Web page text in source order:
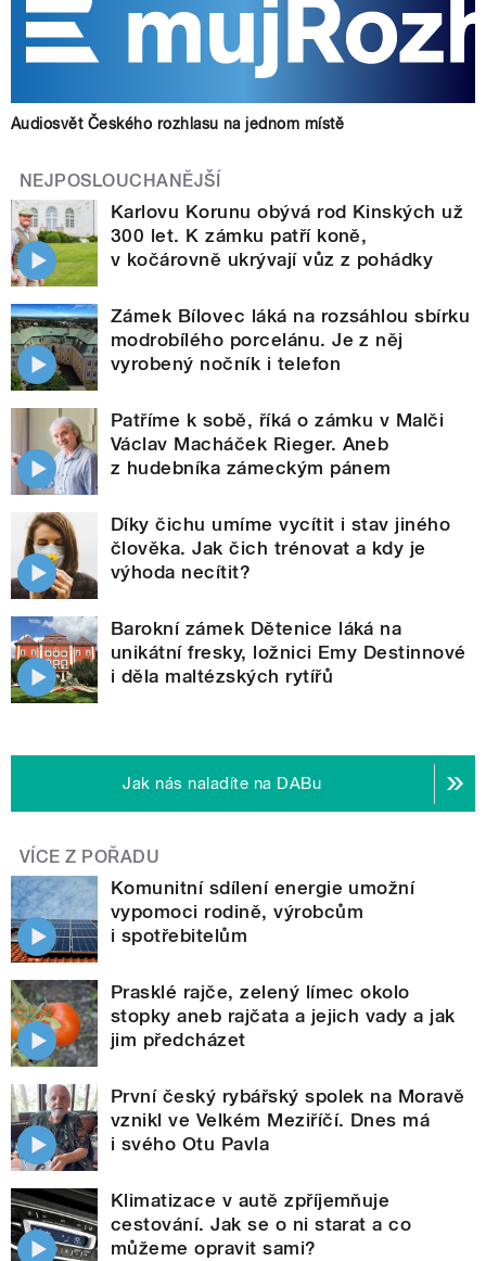
Audiosvět Českého rozhlasu na jednom místě
NEJPOSLOUCHANĚJŠÍ
Karlovu Korunu obývá rod Kinských už
300 let. K zámku patří koně,
v kočárovně ukrývají vůz z pohádky
Zámek Bílovec láká na rozsáhlou sbírku
modrobílého porcelánu. Je z něj
vyrobený nočník i telefon
Patříme k sobě, říká o zámku v Malči
Václav Macháček Rieger. Aneb
z hudebníka zámeckým pánem
Díky čichu umíme vycítit i stav jiného
člověka. Jak čich trénovat a kdy je
výhoda necítit?
Barokní zámek Dětenice láká na
unikátní fresky, ložnici Emy Destinnové
i děla maltézských rytířů
Jak nás naladíte na DABu
VÍCE Z POŘADU
Komunitní sdílení energie umožní
vypomoci rodině, výrobcům
i spotřebitelům
Prasklé rajče, zelený límec okolo
stopky aneb rajčata a jejich vady a jak
jim předcházet
První český rybářský spolek na Moravě
vznikl ve Velkém Meziříčí. Dnes má
i svého Otu Pavla
Klimatizace v autě zpříjemňuje
cestování. Jak se o ni starat a co
můžeme opravit sami?